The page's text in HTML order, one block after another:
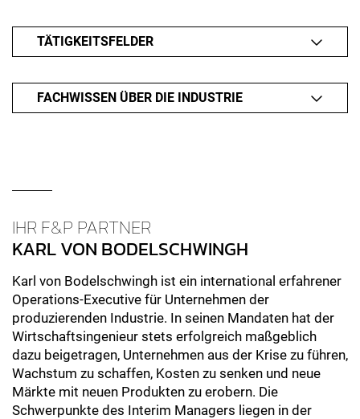
TÄTIGKEITSFELDER
FACHWISSEN ÜBER DIE INDUSTRIE
IHR F&P PARTNER
KARL VON BODELSCHWINGH
Karl von Bodelschwingh ist ein international erfahrener
Operations-Executive für Unternehmen der
produzierenden Industrie. In seinen Mandaten hat der
Wirtschaftsingenieur stets erfolgreich maßgeblich
dazu beigetragen, Unternehmen aus der Krise zu führen,
Wachstum zu schaffen, Kosten zu senken und neue
Märkte mit neuen Produkten zu erobern. Die
Schwerpunkte des Interim Managers liegen in der